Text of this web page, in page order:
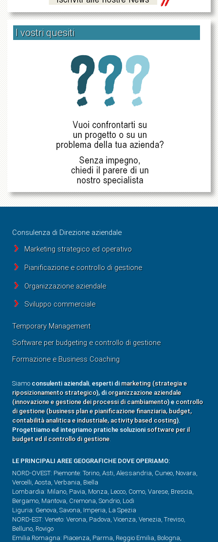
I vostri quesiti
Consulenza di Direzione aziendale
Marketing strategico ed operativo
Pianificazione e controllo di gestione
Organizzazione aziendale
Sviluppo commerciale
Temporary Management
Software per budgeting e controllo di gestione
Formazione e Business Coaching
Siamo consulenti aziendali, esperti di marketing (strategia e
riposizionamento strategico), di organizzazione aziendale
(innovazione e gestione dei processi di cambiamento) e controllo
di gestione (business plan e pianificazione finanziaria, budget,
contabilità analitica e industriale, activity based costing).
Progettiamo ed integriamo pratiche soluzioni software per il
budget ed il controllo di gestione.
LE PRINCIPALI AREE GEOGRAFICHE DOVE OPERIAMO:
NORD-OVEST: Piemonte: Torino, Asti, Alessandria, Cuneo, Novara,
Vercelli, Aosta, Verbania, Biella
Lombardia: Milano, Pavia, Monza, Lecco, Como, Varese, Brescia,
Bergamo, Mantova, Cremona, Sondrio, Lodi
Liguria: Genova, Savona, Imperia, La Spezia
NORD-EST: Veneto: Verona, Padova, Vicenza, Venezia, Treviso,
Belluno, Rovigo
Emilia Romagna: Piacenza, Parma, Reggio Emilia, Bologna,